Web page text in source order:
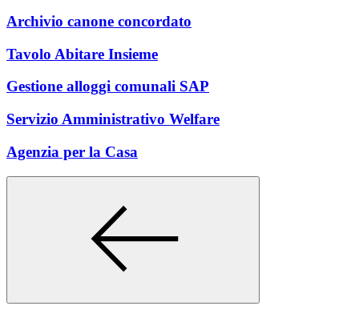
Archivio canone concordato
Tavolo Abitare Insieme
Gestione alloggi comunali SAP
Servizio Amministrativo Welfare
Agenzia per la Casa